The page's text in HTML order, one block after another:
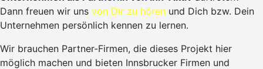
Dann freuen wir uns von Dir zu hören und Dich bzw. Dein
Unternehmen persönlich kennen zu lernen.
Wir brauchen Partner-Firmen, die dieses Projekt hier
möglich machen und bieten Innsbrucker Firmen und